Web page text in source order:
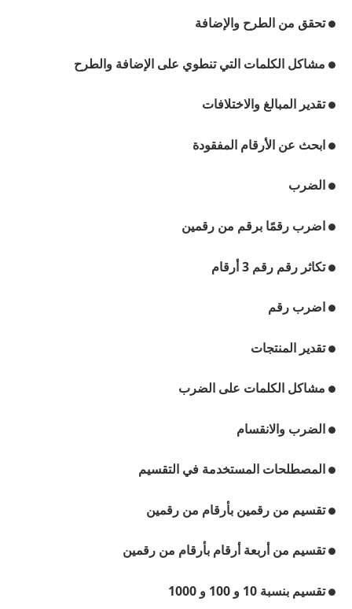
●تحقق من الطرح والإضافة
● مشاكل الكلمات التي تنطوي على الإضافة والطرح
●تقدير المبالغ والاختلافات
● ابحث عن الأرقام المفقودة
● الضرب
● اضرب رقمًا برقم من رقمين
●تكاثر رقم رقم 3 أرقام
● اضرب رقم
●تقدير المنتجات
● مشاكل الكلمات على الضرب
● الضرب والانقسام
● المصطلحات المستخدمة في التقسيم
●تقسيم من رقمين بأرقام من رقمين
●تقسيم من أربعة أرقام بأرقام من رقمين
●تقسيم بنسبة 10 و 100 و 1000